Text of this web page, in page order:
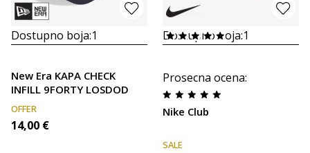
Dostupno boja:1
New Era KAPA CHECK
INFILL 9FORTY LOSDOD
OFFER
14,00 €
Dostupno boja:1
Prosecna ocena:
Nike Club
SALE